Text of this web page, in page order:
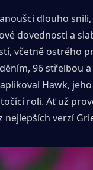
dlouho
dovednosti a
včetně ostrého
96 střelbou
Hawk,
roli. Ať už
verzí